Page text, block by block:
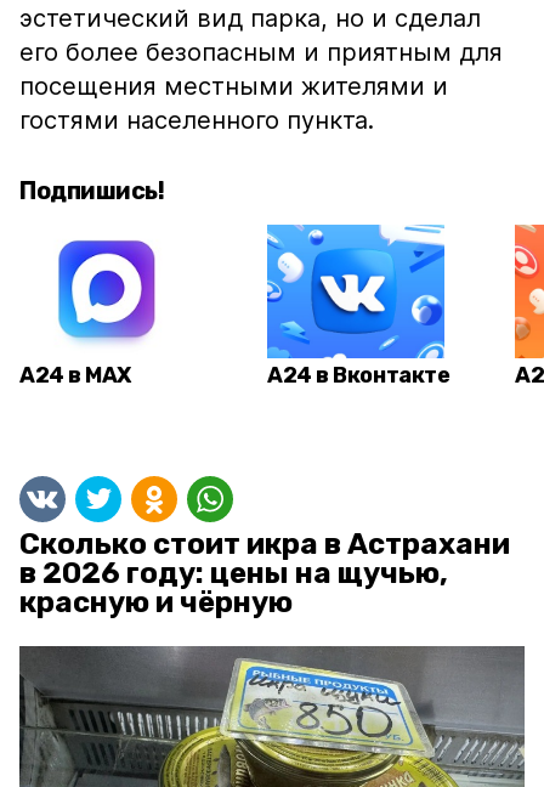
эстетический вид парка, но и сделал
его более безопасным и приятным для
посещения местными жителями и
гостями населенного пункта.
Подпишись!
А24 в MAX А24 в Вконтакте
Сколько стоит икра в Астрахани
в 2026 году: цены на щучью,
красную и чёрную